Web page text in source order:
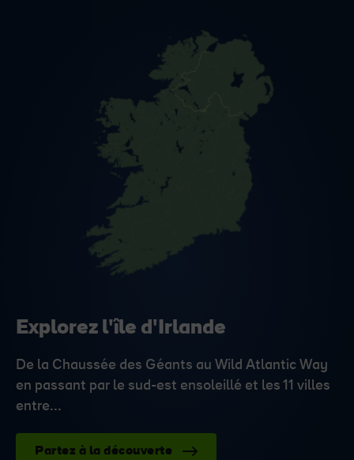
Explorez l'île d'Irlande
De la Chaussée des Géants au Wild Atlantic Way
en passant par le sud-est ensoleillé et les 11 villes
entre...
Partez à la découverte